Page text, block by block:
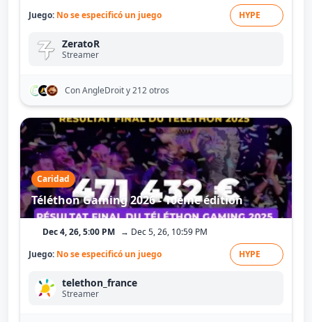
Juego: No se especificó un juego HYPE
ZeratoR
Streamer
Con AngleDroity 212 otros
Caridad
Téléthon Gaming 2026 - 10ème édition
Dec 4, 26, 5:00 PM → Dec 5, 26, 10:59 PM
Juego: No se especificó un juego HYPE
telethon_france
Streamer